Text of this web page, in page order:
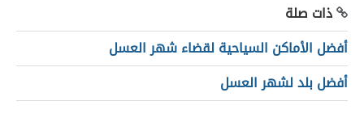
ذات صلة
أفضل الأماكن السياحية لقضاء شهر العسل
أفضل بلد لشهر العسل